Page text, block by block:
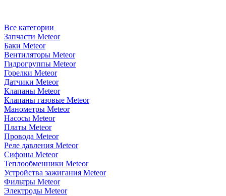
Все категории
Запчасти Meteor
Баки Meteor
Вентиляторы Meteor
Гидрогруппы Meteor
Горелки Meteor
Датчики Meteor
Клапаны Meteor
Клапаны газовые Meteor
Манометры Meteor
Насосы Meteor
Платы Meteor
Провода Meteor
Реле давления Meteor
Сифоны Meteor
Теплообменники Meteor
Устройства зажигания Meteor
Фильтры Meteor
Электроды Meteor